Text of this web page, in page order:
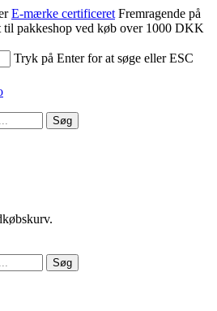
E-mærke certificeret Fremragende på
til pakkeshop ved køb over 1000 DKK
Tryk på Enter for at søge eller ESC
Søg
Søg